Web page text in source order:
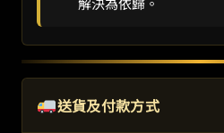
送貨及付款方式